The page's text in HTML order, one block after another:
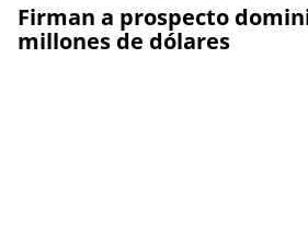
Firman a prospecto
millones de dólares